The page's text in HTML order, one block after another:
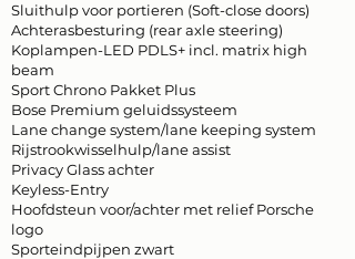
Sluithulp voor portieren (Soft-close doors)
Achterasbesturing (rear axle steering)
Koplampen-LED PDLS+ incl. matrix high
beam
Sport Chrono Pakket Plus
Bose Premium geluidssysteem
Lane change system/lane keeping system
Rijstrookwisselhulp/lane assist
Privacy Glass achter
Keyless-Entry
Hoofdsteun voor/achter met relief Porsche
logo
Sporteindpijpen zwart